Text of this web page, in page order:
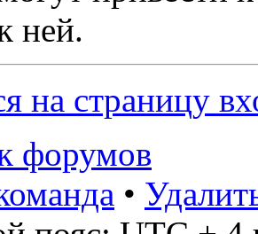
ней.
на страницу
форумов
•